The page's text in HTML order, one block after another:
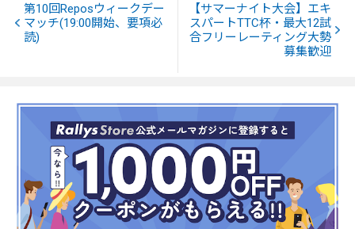
第10回Reposウィークデー
マッチ(19:00開始、要項必
読)
【サマーナイト大会】エキ
スパートTTC杯・最大12試
合フリーレーティング大勢
募集歓迎